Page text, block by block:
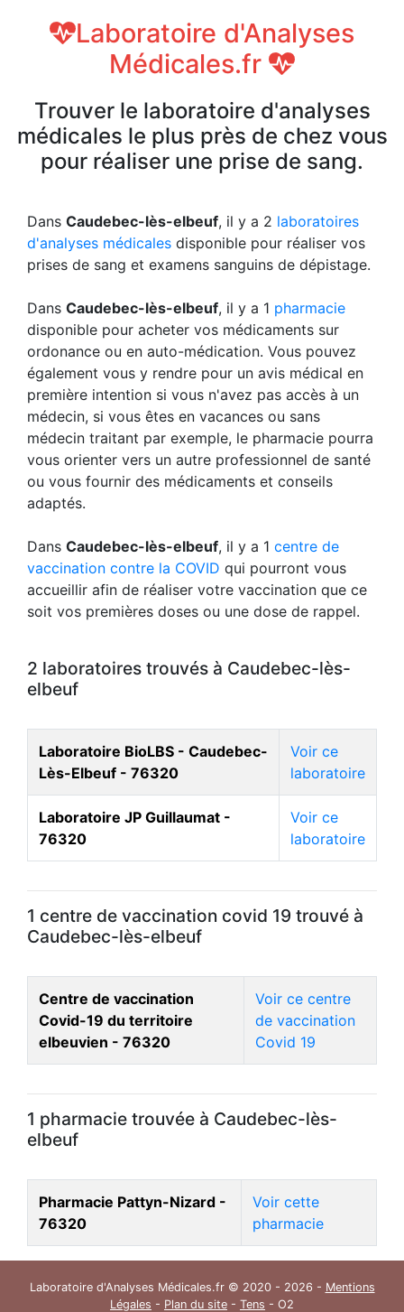
Laboratoire d'Analyses
Médicales.fr
Trouver le laboratoire d'analyses
médicales le plus près de chez vous
pour réaliser une prise de sang.
Dans Caudebec-lès-elbeuf, il y a 2 laboratoires
d'analyses médicales disponible pour réaliser vos
prises de sang et examens sanguins de dépistage.
Dans Caudebec-lès-elbeuf, il y a 1 pharmacie
disponible pour acheter vos médicaments sur
ordonance ou en auto-médication. Vous pouvez
également vous y rendre pour un avis médical en
première intention si vous n'avez pas accès à un
médecin, si vous êtes en vacances ou sans
médecin traitant par exemple, le pharmacie pourra
vous orienter vers un autre professionnel de santé
ou vous fournir des médicaments et conseils
adaptés.
Dans Caudebec-lès-elbeuf, il y a 1 centre de
vaccination contre la COVID qui pourront vous
accueillir afin de réaliser votre vaccination que ce
soit vos premières doses ou une dose de rappel.
2 laboratoires trouvés à Caudebec-lès-
elbeuf
Laboratoire BioLBS - Caudebec-
Lès-Elbeuf - 76320
Voir ce
laboratoire
Laboratoire JP Guillaumat -
76320
Voir ce
laboratoire
1 centre de vaccination covid 19 trouvé à
Caudebec-lès-elbeuf
Centre de vaccination
Covid-19 du territoire
elbeuvien - 76320
Voir ce centre
de vaccination
Covid 19
1 pharmacie trouvée à Caudebec-lès-
elbeuf
Pharmacie Pattyn-Nizard -
76320
Voir cette
pharmacie
Laboratoire d'Analyses Médicales.fr © 2020 - 2026 - Mentions
Légales - Plan du site - Tens - O2